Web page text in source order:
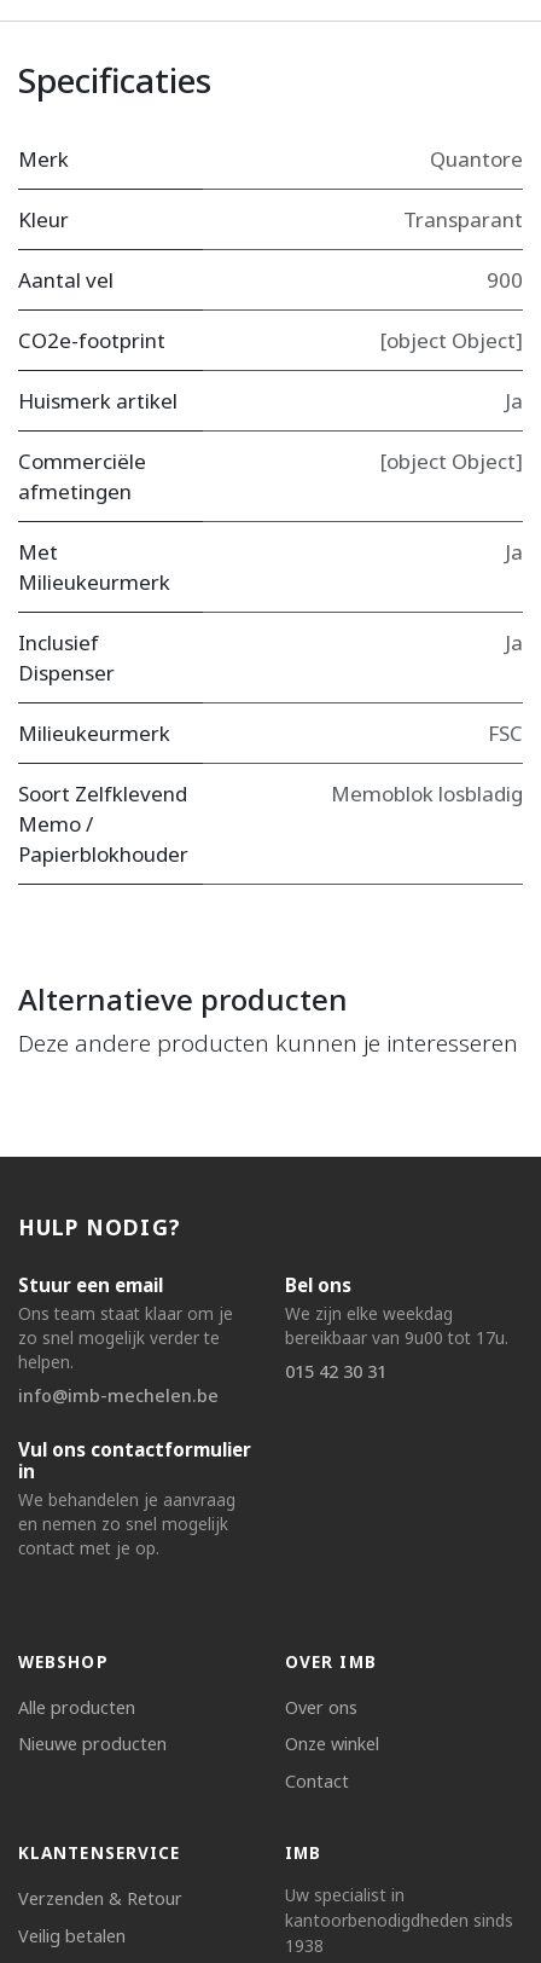
Specificaties
Merk Quantore
Kleur Transparant
Aantal vel 900
CO2e-footprint [object Object]
Huismerk artikel Ja
Commerciële
afmetingen
[object Object]
Met
Milieukeurmerk
Ja
Inclusief
Dispenser
Ja
Milieukeurmerk FSC
Soort Zelfklevend
Memo /
Papierblokhouder
Memoblok losbladig
Alternatieve producten
Deze andere producten kunnen je interesseren
HULP NODIG?
Stuur een email
Ons team staat klaar om je
zo snel mogelijk verder te
helpen.
info@imb-mechelen.be
Bel ons
We zijn elke weekdag
bereikbaar van 9u00 tot 17u.
015 42 30 31
Vul ons contactformulier
in
We behandelen je aanvraag
en nemen zo snel mogelijk
contact met je op.
WEBSHOP
Alle producten
Nieuwe producten
OVER IMB
Over ons
Onze winkel
Contact
KLANTENSERVICE
Verzenden & Retour
Veilig betalen
IMB
Uw specialist in
kantoorbenodigdheden sinds
1938